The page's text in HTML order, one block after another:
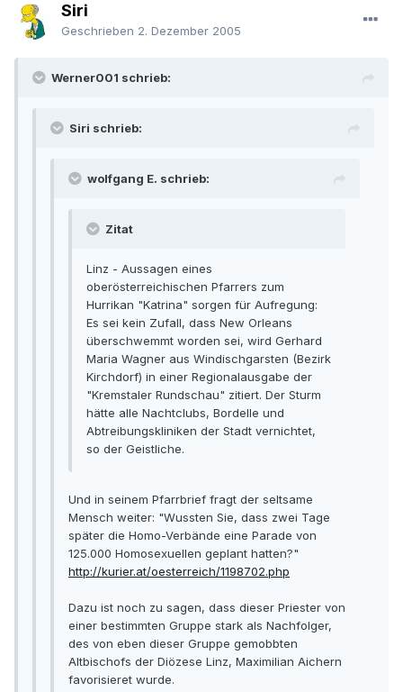
Siri
Geschrieben 2. Dezember 2005
Werner001 schrieb:
Siri schrieb:
wolfgang E. schrieb:
Zitat
Linz - Aussagen eines
oberösterreichischen Pfarrers zum
Hurrikan "Katrina" sorgen für Aufregung:
Es sei kein Zufall, dass New Orleans
überschwemmt worden sei, wird Gerhard
Maria Wagner aus Windischgarsten (Bezirk
Kirchdorf) in einer Regionalausgabe der
"Kremstaler Rundschau" zitiert. Der Sturm
hätte alle Nachtclubs, Bordelle und
Abtreibungskliniken der Stadt vernichtet,
so der Geistliche.
Und in seinem Pfarrbrief fragt der seltsame
Mensch weiter: "Wussten Sie, dass zwei Tage
später die Homo-Verbände eine Parade von
125.000 Homosexuellen geplant hatten?"
http://kurier.at/oesterreich/1198702.php
Dazu ist noch zu sagen, dass dieser Priester von
einer bestimmten Gruppe stark als Nachfolger,
des von eben dieser Gruppe gemobbten
Altbischofs der Diözese Linz, Maximilian Aichern
favorisieret wurde.